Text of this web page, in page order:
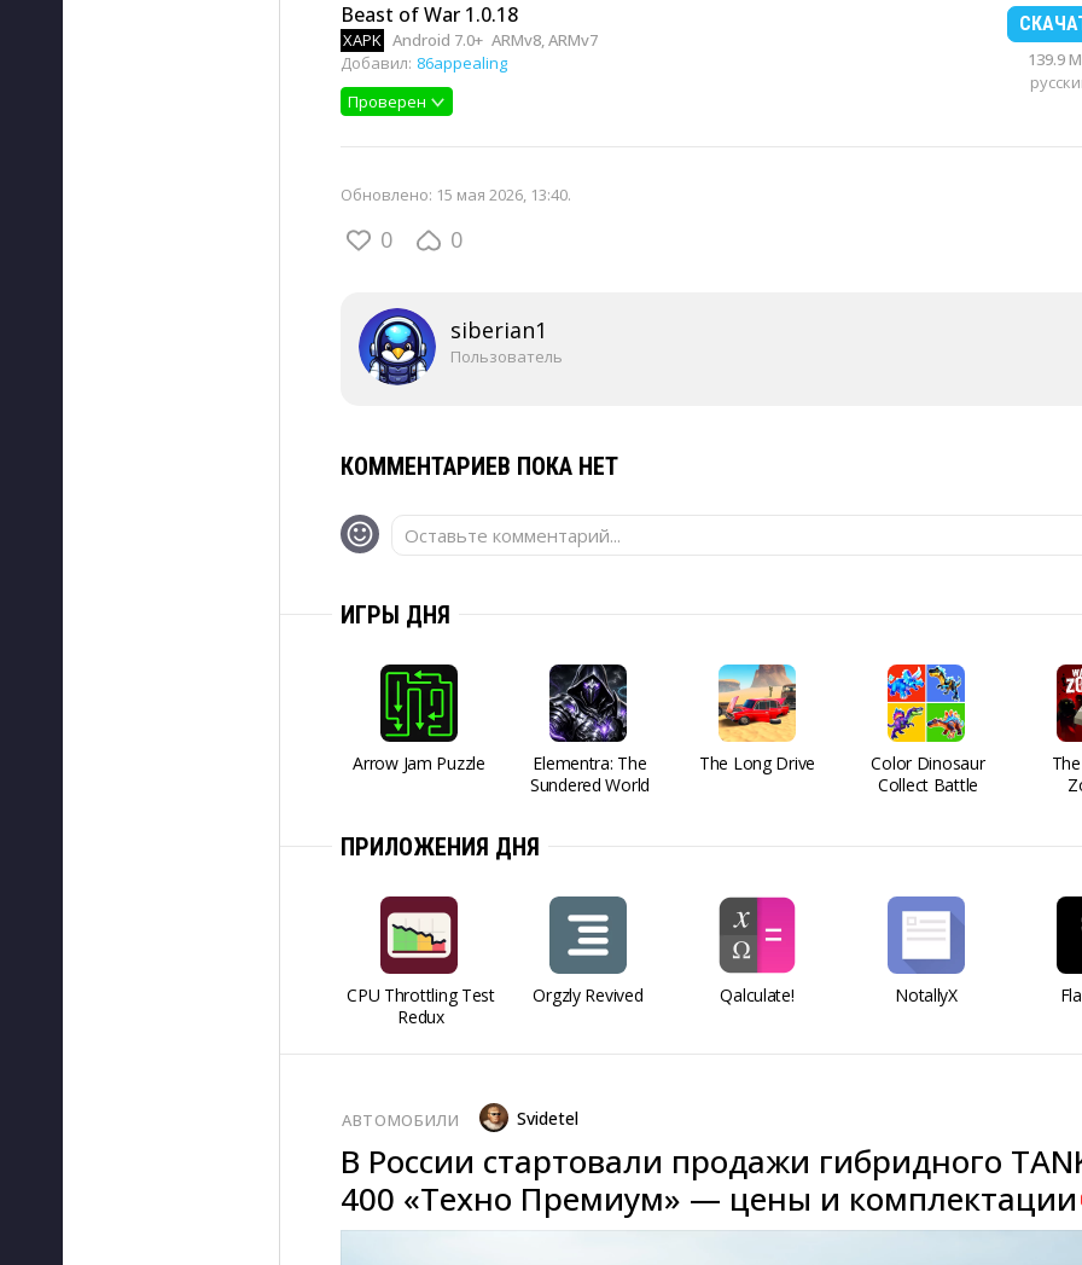
Beast of War 1.0.18
XAPK Android 7.0+ ARMv8, ARMv7
Добавил: 86appealing
Проверен
139.9
Обновлено: 15 мая 2026, 13:40.
0 0
siberian1
Пользователь
КОММЕНТАРИЕВ ПОКА НЕТ
Оставьте комментарий...
ИГРЫ ДНЯ
Arrow Jam Puzzle
Elementra: The
Sundered World
The Long Drive
Color Dinosaur
Collect Battle
ПРИЛОЖЕНИЯ ДНЯ
CPU Throttling Test
Redux
Orgzly Revived Qalculate! NotallyX
АВТОМОБИЛИ Svidetel
В России стартовали продажи гибридного
400 «Техно Премиум» — цены и комплектации